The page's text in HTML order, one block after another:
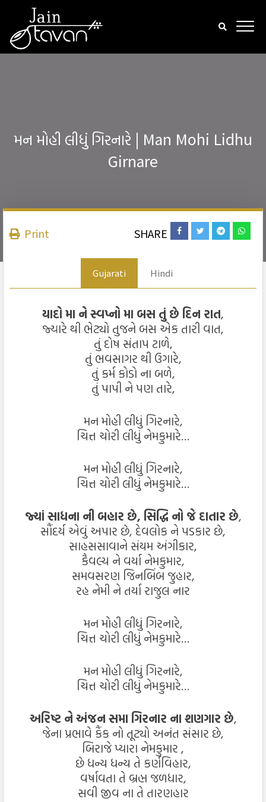
મન મોહી લીધું ગિરનારે | Man Mohi Lidhu
Girnare
Print SHARE
Gujarati Hindi
યાદો મા ને સ્વપ્નો મા બસ તું છે દિન રાત,
જ્યારે થી ભેટ્યો તુજને બસ એક તારી વાત,
તું દોષ સંતાપ ટાળે,
તું ભવસાગર થી ઉગારે,
તું કર્મ કોડો ના બળે,
તું પાપી ને પણ તારે,
મન મોહી લીધું ગિરનારે,
ચિત્ત ચોરી લીધું નેમકુમારે…
મન મોહી લીધું ગિરનારે,
ચિત્ત ચોરી લીધું નેમકુમારે…
જ્યાં સાધના ની બહાર છે, સિદ્ધિ નો જે દાતાર છે,
સૌંદર્ય એવું અપાર છે, દેવલોક ને પડકાર છે,
સાહસસાવાને સંયમ અંગીકાર,
કૈવલ્ય ને વર્યા નેમકુમાર,
સમવસરણ જિનબિંબ જુહાર,
રહ નેમી ને તર્યા રાજુલ નાર
મન મોહી લીધું ગિરનારે,
ચિત્ત ચોરી લીધું નેમકુમારે…
મન મોહી લીધું ગિરનારે,
ચિત્ત ચોરી લીધું નેમકુમારે…
અરિષ્ટ ને અંજન સમા ગિરનાર ના શણગાર છે,
જેના પ્રભાવે કૈંક નો તૂટ્યો અનંત સંસાર છે,
બિરાજે પ્યારા નેમકુમાર ,
છે ધન્ય ધન્ય તે કર્ણવિહાર,
વર્ષાવતા તે બ્રહ્મ જળધાર,
સવી જીવ ના તે તારણહાર